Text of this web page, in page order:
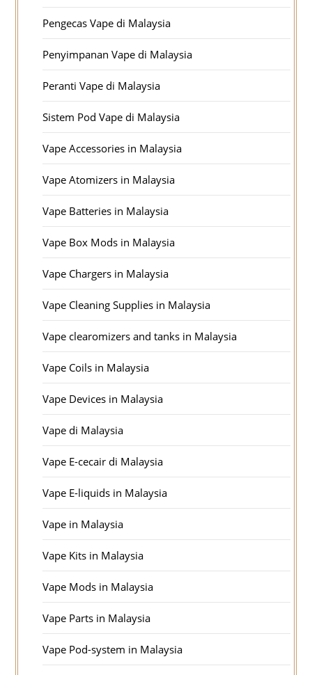
Pengecas Vape di Malaysia
Penyimpanan Vape di Malaysia
Peranti Vape di Malaysia
Sistem Pod Vape di Malaysia
Vape Accessories in Malaysia
Vape Atomizers in Malaysia
Vape Batteries in Malaysia
Vape Box Mods in Malaysia
Vape Chargers in Malaysia
Vape Cleaning Supplies in Malaysia
Vape clearomizers and tanks in Malaysia
Vape Coils in Malaysia
Vape Devices in Malaysia
Vape di Malaysia
Vape E-cecair di Malaysia
Vape E-liquids in Malaysia
Vape in Malaysia
Vape Kits in Malaysia
Vape Mods in Malaysia
Vape Parts in Malaysia
Vape Pod-system in Malaysia